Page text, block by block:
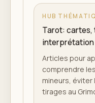
HUB
Tarot: cartes,
Articles pour
comprendre
mineurs, éviter
tirages au